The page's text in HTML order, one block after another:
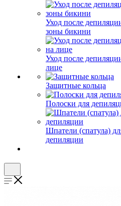
Уход после
зоны бикини
Уход после
лице
Защитные кольца
Полоски для
Шпатели (спатула)
депиляции